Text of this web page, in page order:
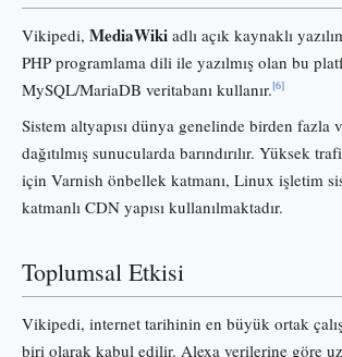
Vikipedi, MediaWiki adlı açık kaynaklı
PHP programlama dili ile yazılmış olan bu
MySQL/MariaDB veritabanı kullanır.[6]
Sistem altyapısı dünya genelinde birden fazla
dağıtılmış sunucularda barındırılır. Yüksek
için Varnish önbellek katmanı, Linux işletim
katmanlı CDN yapısı kullanılmaktadır.
Toplumsal Etkisi
Vikipedi, internet tarihinin en büyük ortak
biri olarak kabul edilir. Alexa verilerine göre